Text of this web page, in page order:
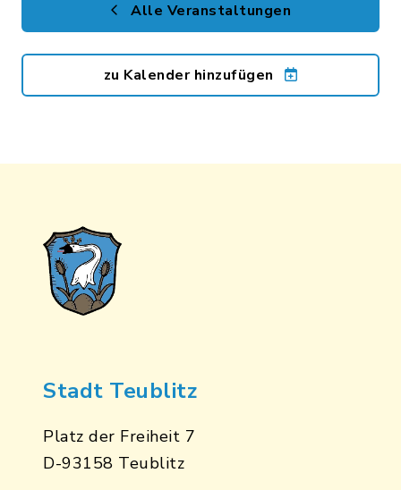
Alle Veranstaltungen
zu Kalender hinzufügen
Stadt Teublitz
Platz der Freiheit 7
D-93158 Teublitz